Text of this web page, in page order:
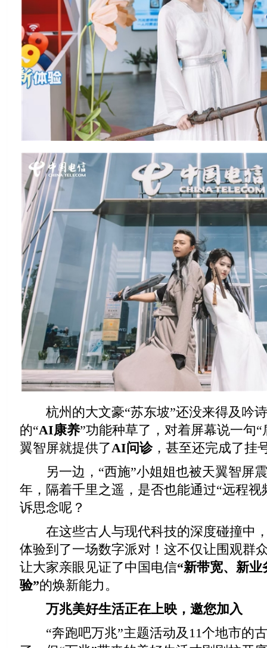
杭州的大文豪“苏东坡”还没来得及吟
的“AI康养”功能种草了，对着屏幕说一句
翼智屏就提供了AI问诊，甚至还完成了挂
另一边，“西施”小姐姐也被天翼智屏
年，隔着千里之遥，是否也能通过“远程视
诉思念呢？
在这些古人与现代科技的深度碰撞中
体验到了一场数字派对！这不仅让围观群
让大家亲眼见证了中国电信“新带宽、新
验”的焕新能力。
万兆美好生活正在上映， 邀您加入
“奔跑吧万兆”主题活动及11个地市的